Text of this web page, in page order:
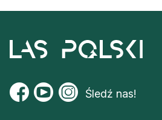
Śledź nas!